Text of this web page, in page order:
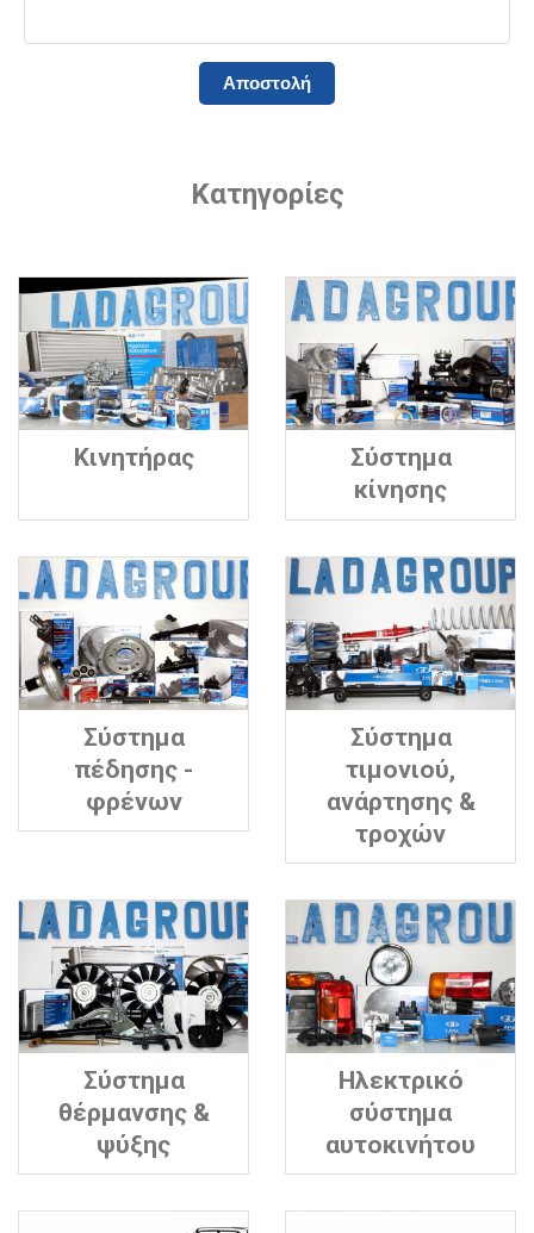
Κατηγορίες
Κινητήρας
Σύστημα
κίνησης
Σύστημα
πέδησης -
φρένων
Σύστημα
τιμονιού,
ανάρτησης &
τροχών
Σύστημα
θέρμανσης &
ψύξης
Ηλεκτρικό
σύστημα
αυτοκινήτου